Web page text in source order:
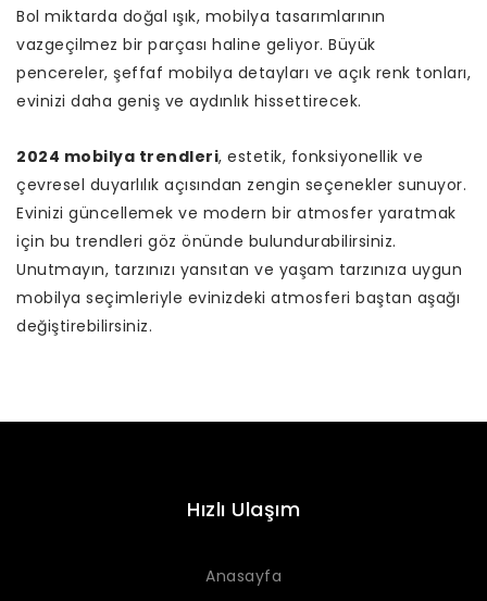
Bol miktarda doğal ışık, mobilya tasarımlarının
vazgeçilmez bir parçası haline geliyor. Büyük
pencereler, şeffaf mobilya detayları ve açık renk tonları,
evinizi daha geniş ve aydınlık hissettirecek.
2024 mobilya trendleri, estetik, fonksiyonellik ve
çevresel duyarlılık açısından zengin seçenekler sunuyor.
Evinizi güncellemek ve modern bir atmosfer yaratmak
için bu trendleri göz önünde bulundurabilirsiniz.
Unutmayın, tarzınızı yansıtan ve yaşam tarzınıza uygun
mobilya seçimleriyle evinizdeki atmosferi baştan aşağı
değiştirebilirsiniz.
Hızlı Ulaşım
Anasayfa